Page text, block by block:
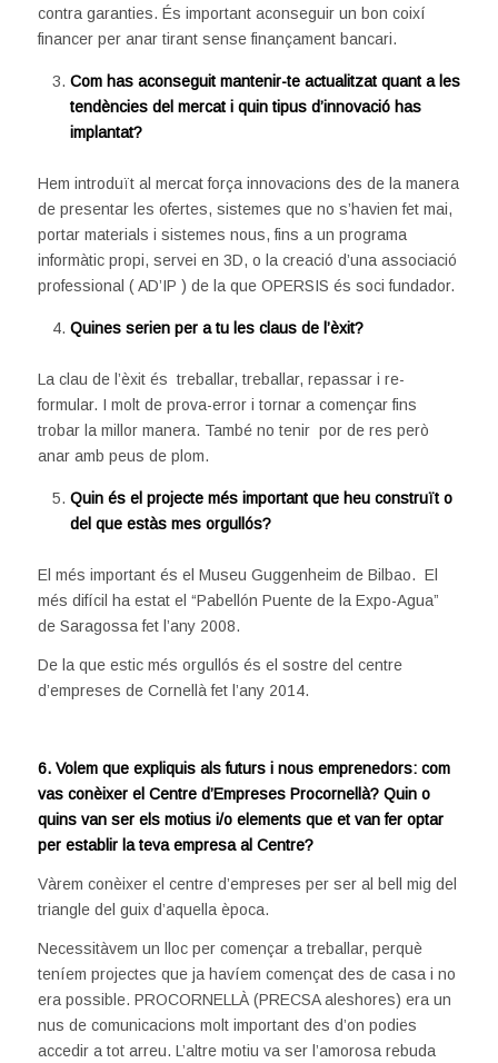
contra garanties. És important aconseguir un bon coixí
financer per anar tirant sense finançament bancari.
Com has aconseguit mantenir-te actualitzat quant a les
tendències del mercat i quin tipus d’innovació has
implantat?
Hem introduït al mercat força innovacions des de la manera
de presentar les ofertes, sistemes que no s’havien fet mai,
portar materials i sistemes nous, fins a un programa
informàtic propi, servei en 3D, o la creació d’una associació
professional ( AD’IP ) de la que OPERSIS és soci fundador.
Quines serien per a tu les claus de l’èxit?
La clau de l’èxit és treballar, treballar, repassar i re-
formular. I molt de prova-error i tornar a començar fins
trobar la millor manera. També no tenir por de res però
anar amb peus de plom.
Quin és el projecte més important que heu construït o
del que estàs mes orgullós?
El més important és el Museu Guggenheim de Bilbao. El
més difícil ha estat el “Pabellón Puente de la Expo-Agua”
de Saragossa fet l’any 2008.
De la que estic més orgullós és el sostre del centre
d’empreses de Cornellà fet l’any 2014.
6. Volem que expliquis als futurs i nous emprenedors: com
vas conèixer el Centre d’Empreses Procornellà? Quin o
quins van ser els motius i/o elements que et van fer optar
per establir la teva empresa al Centre?
Vàrem conèixer el centre d’empreses per ser al bell mig del
triangle del guix d’aquella època.
Necessitàvem un lloc per començar a treballar, perquè
teníem projectes que ja havíem començat des de casa i no
era possible. PROCORNELLÀ (PRECSA aleshores) era un
nus de comunicacions molt important des d’on podies
accedir a tot arreu. L’altre motiu va ser l’amorosa rebuda